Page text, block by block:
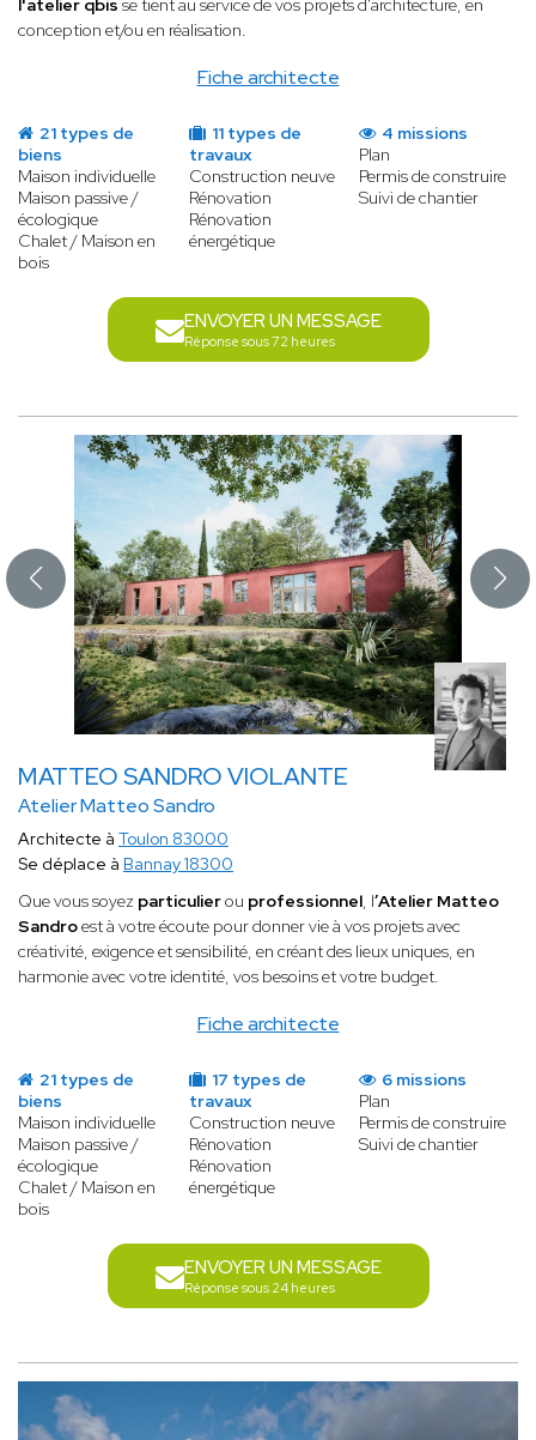
Fiche architecte
l'atelier qbis se tient au service de vos projets d'architecture, en
conception et/ou en réalisation.
21 types de
biens
Maison individuelle
Maison passive /
écologique
Chalet / Maison en
bois
11 types de
travaux
Construction neuve
Rénovation
Rénovation
énergétique
4 missions
Plan
Permis de construire
Suivi de chantier
ENVOYER UN MESSAGE
Réponse sous 72 heures
MATTEO SANDRO VIOLANTE
Atelier Matteo Sandro
Fiche architecte
Architecte à Toulon 83000
Se déplace à Bannay 18300
Que vous soyez particulierou professionnel, l’Atelier Matteo
Sandroest à votre écoute pour donner vie à vos projets avec
créativité, exigence et sensibilité, en créant des lieux uniques, en
harmonie avec votre identité, vos besoins et votre budget.
21 types de
biens
Maison individuelle
Maison passive /
écologique
Chalet / Maison en
bois
17 types de
travaux
Construction neuve
Rénovation
Rénovation
énergétique
6 missions
Plan
Permis de construire
Suivi de chantier
ENVOYER UN MESSAGE
Réponse sous 24 heures